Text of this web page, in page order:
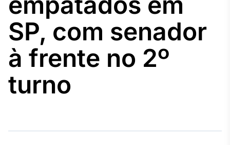
Agro
Tudo sobre o
agronegócio
SP, com senador
à frente no 2º
turno